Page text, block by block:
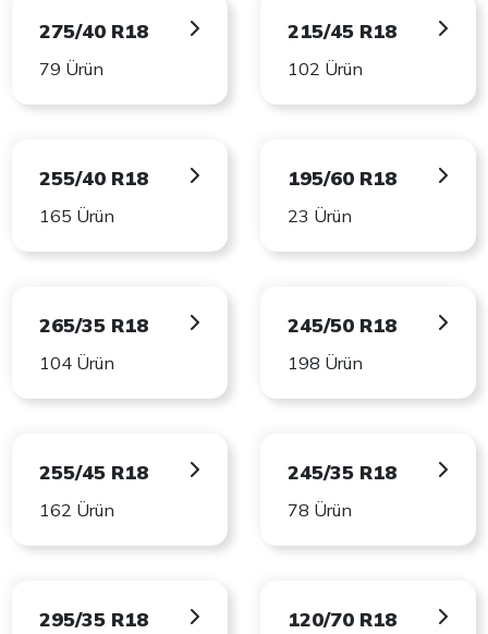
275/40 R18
79 Ürün
215/45 R18
102 Ürün
255/40 R18
165 Ürün
195/60 R18
23 Ürün
265/35 R18
104 Ürün
245/50 R18
198 Ürün
255/45 R18
162 Ürün
245/35 R18
78 Ürün
295/35 R18 120/70 R18